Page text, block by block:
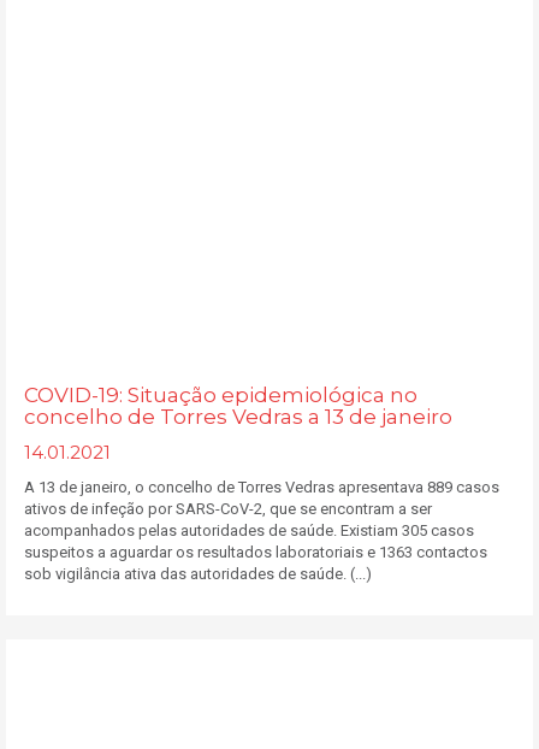
COVID-19: Situação epidemiológica no
concelho de Torres Vedras a 13 de janeiro
14.01.2021
A 13 de janeiro, o concelho de Torres Vedras apresentava 889 casos
ativos de infeção por SARS-CoV-2, que se encontram a ser
acompanhados pelas autoridades de saúde. Existiam 305 casos
suspeitos a aguardar os resultados laboratoriais e 1363 contactos
sob vigilância ativa das autoridades de saúde. (...)